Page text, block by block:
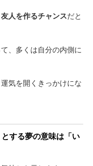
人を作るチャンスだと
、多くは自分の内側に
気を開くきっかけにな
する夢の意味は「い